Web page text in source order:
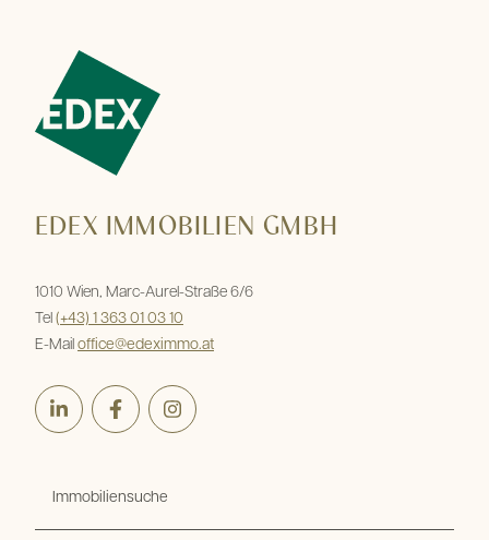
EDEX IMMOBILIEN GMBH
1010 Wien, Marc-Aurel-Straße 6/6
Tel (+43) 1 363 01 03 10
E-Mail office@edeximmo.at
LinkedInFacebookInstagram
Immobiliensuche